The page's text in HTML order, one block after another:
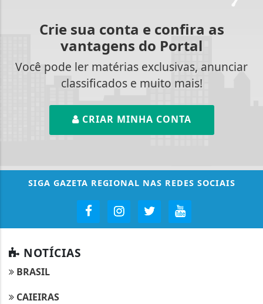
Crie sua conta e confira as
vantagens do Portal
Você pode ler matérias exclusivas, anunciar
classificados e muito mais!
CRIAR MINHA CONTA
SIGA GAZETA REGIONAL NAS REDES SOCIAIS
NOTÍCIAS
BRASIL
CAIEIRAS